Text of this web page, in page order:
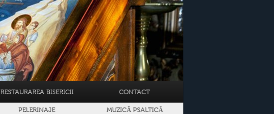
RESTAURAREA BISERICII CONTACT
PELERINAJE MUZICĂ PSALTICĂ